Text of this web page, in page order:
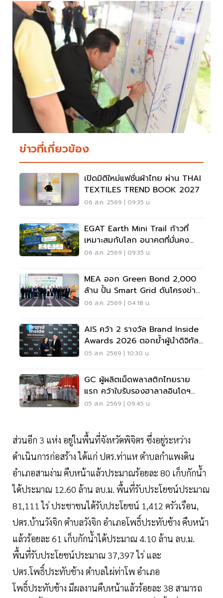
ข่าวที่เกี่ยวข้อง
เปิดมิติใหม่แฟชั่นผ้าไทย ผ่าน THAI
TEXTILES TREND BOOK 2027
06 ส.ค. 2569 | 09:35 น.
EGAT Earth Mini Trail ก้าวที่
เหมาะสมกับโลก อนาคตที่มั่นคง
ของทุกคน
06 ส.ค. 2569 | 09:35 น.
MEA ออก Green Bond 2,000
ล้าน ปั้น Smart Grid ดันโครงข่าย
ไฟฟ้าคาร์บอนต่ำ
06 ส.ค. 2569 | 04:18 น.
AIS คว้า 2 รางวัล Brand Inside
Awards 2026 ตอกย้ำผู้นำดิจิทัล
ไทย
05 ส.ค. 2569 | 10:30 น.
GC ผู้ผลิตเม็ดพลาสติกไทยราย
แรก คว้าใบรับรองฮาลาลอินโดฯ
ครอบคลุม 137 ผลิตภัณฑ์
05 ส.ค. 2569 | 09:45 น.
ส่วนอีก 3 แห่ง อยู่ในพื้นที่จังหวัดพิจิตร ซึ่งอยู่ระหว่าง
ดำเนินการก่อสร้าง ได้แก่ ปตร.ท่าแห ตำบลกำแพงดิน
อำเภอสามง่าม คืบหน้าแล้วประมาณร้อยละ 80 เก็บกักน้ำ
ได้ประมาณ 12.60 ล้าน ลบ.ม. พื้นที่รับประโยชน์ประมาณ
81,111 ไร่ ประชาชนได้รับประโยชน์ 1,412 ครัวเรือน,
ปตร.บ้านวังจิก ตำบลวังจิก อำเภอโพธิ์ประทับช้าง คืบหน้า
แล้วร้อยละ 61 เก็บกักน้ำได้ประมาณ 4.10 ล้าน ลบ.ม.
พื้นที่รับประโยชน์ประมาณ 37,397 ไร่ และ
ปตร.โพธิ์ประทับช้าง ตำบลไผ่ท่าโพ อำเภอ
โพธิ์ประทับช้าง มีผลงานคืบหน้าแล้วร้อยละ 38 สามารถ